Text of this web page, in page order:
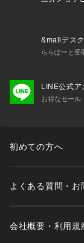
&mallデスク
ららぽーと受
LINE公式ア
お得なセール
初めての方へ
よくある質問・お
会社概要・利用規